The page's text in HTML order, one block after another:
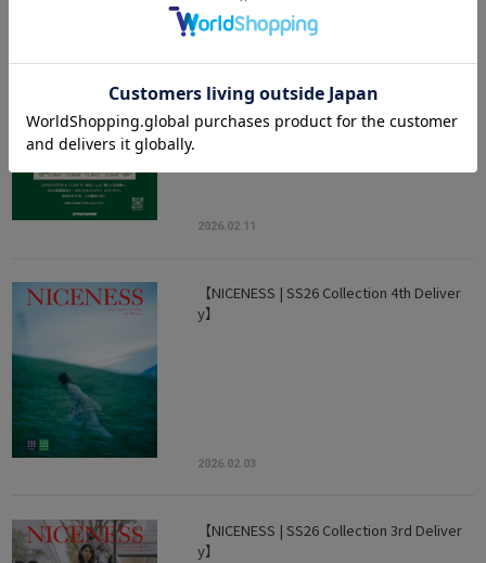
2026.02.11
【NICENESS | SS26 Collection 4th Deliver
y】
2026.02.03
【NICENESS | SS26 Collection 3rd Deliver
y】